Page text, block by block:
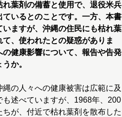
葉剤の備蓄と使用で、退役米兵
ているとのことです。一方、本書
いますが、沖縄の住民にも枯れ葉
、使われたとの疑惑がありま
の健康影響について、報告や告発
か。
縄の人々への健康被害は広範に及
も述べていますが、1968年、200
ちが、付近で枯れ葉剤を散布した